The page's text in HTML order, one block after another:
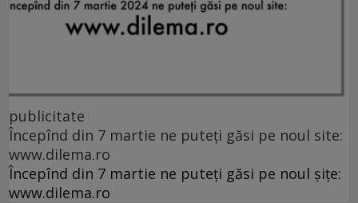
publicitate
Începînd din 7 martie ne puteți găsi pe noul site:
www.dilema.ro
Începînd din 7 martie ne puteți găsi pe noul șițe:
www.dilema.ro